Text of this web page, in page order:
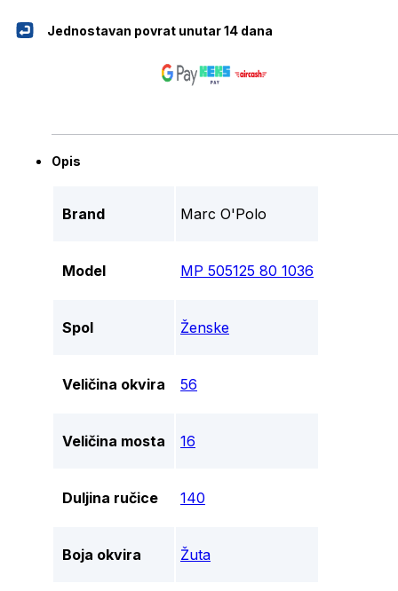
Jednostavan povrat unutar 14 dana
Opis
Brand Marc O'Polo
Model MP 505125 80 1036
Spol Ženske
Veličina okvira 56
Veličina mosta 16
Duljina ručice 140
Boja okvira Žuta